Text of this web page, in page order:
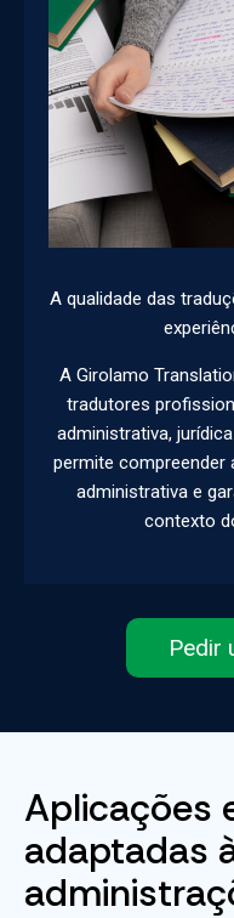
A qualidade das
A Girolamo
tradutores
administrativa,
permite compreender
administrativa e
contexto
Pedir
Aplicações
adaptadas